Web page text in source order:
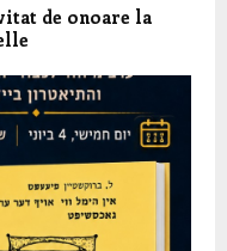
de onoare la